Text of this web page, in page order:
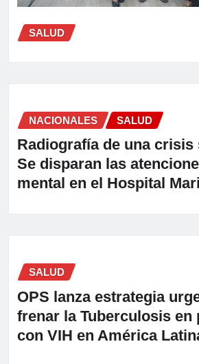
SALUD
NACIONALES SALUD
Radiografía de una crisis
Se disparan las
mental en el Hospital
SALUD
OPS lanza estrategia
frenar la Tuberculosis en
con VIH en América